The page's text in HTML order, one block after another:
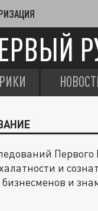
Первого
и
и